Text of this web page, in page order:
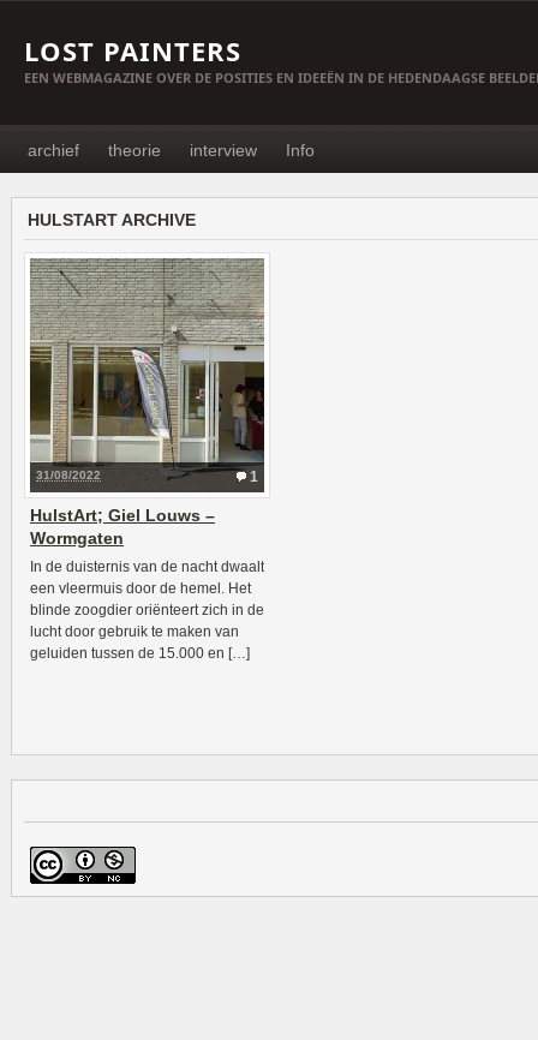
LOST PAINTERS
EEN WEBMAGAZINE OVER DE POSITIES EN IDEEËN IN DE HEDENDAAGSE
archief theorie interview Info
HULSTART ARCHIVE
1
31/08/2022
HulstArt; Giel Louws –
Wormgaten
In de duisternis van de nacht dwaalt
een vleermuis door de hemel. Het
blinde zoogdier oriënteert zich in de
lucht door gebruik te maken van
geluiden tussen de 15.000 en […]